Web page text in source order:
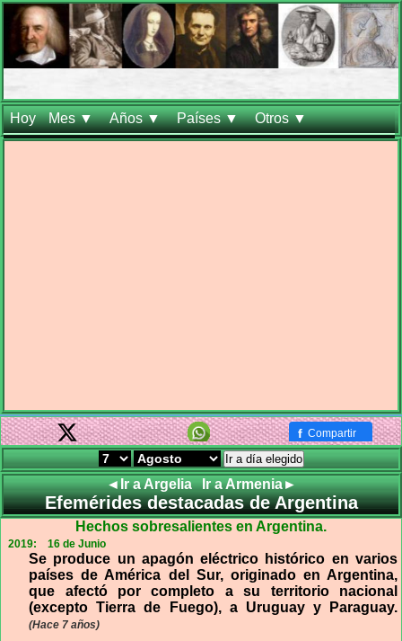
Hoy Mes ▼ Años ▼ Países ▼ Otros ▼
f Compartir
Ir a día elegido
◄Ir a Argelia Ir a Armenia►
Efemérides destacadas de Argentina
Hechos sobresalientes en Argentina.
2019: 16 de Junio
Se pro­duce un apa­gón eléc­trico his­tó­rico en varios
paí­ses de Amé­rica del Sur, ori­gi­nado en Argen­tina,
que afectó por com­pleto a su terri­to­rio nacio­nal
(excepto Tie­rra de Fuego), a Uru­guay y Para­guay.
(Hace 7 años)